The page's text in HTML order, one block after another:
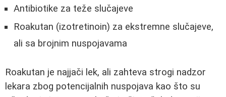
Antibiotike za teže slučajeve
Roakutan (izotretinoin) za ekstremne slučajeve,
ali sa brojnim nuspojavama
Roakutan je najjači lek, ali zahteva strogi nadzor
lekara zbog potencijalnih nuspojava kao što su